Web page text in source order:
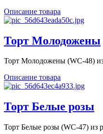
Описание товара
Торт Молодожены
Торт Молодожены (WC-48)
Описание товара
Торт Белые розы
Торт Белые розы (WC-47) из